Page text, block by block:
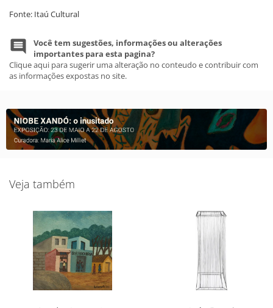
Fonte: Itaú Cultural
Você tem sugestões, informações ou alterações
importantes para esta pagina?
Clique aqui para sugerir uma alteração no conteudo e contribuir com
as informações expostas no site.
Veja também